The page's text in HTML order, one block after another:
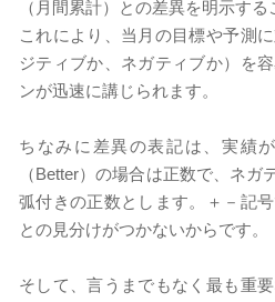
（月間累計）との差異を明示する
これにより、当月の目標や予測
ジティブか、ネガティブか）を
ンが迅速に講じられます。
ちなみに差異の表記は、実績
（Better）の場合は正数で、ネ
弧付きの正数とします。＋－記
との見分けがつかないからです。
そして、言うまでもなく最も重